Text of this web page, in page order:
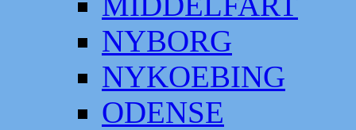
NYBORG
NYKOEBING
ODENSE